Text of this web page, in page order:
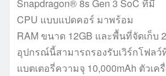
Snapdragon® 8s Gen 3 SoC ที่มี
CPU แบบแปดคอร์ มาพร้อม
RAM ขนาด 12GB และพื้นที่จัดเก็บ
อุปกรณ์นี้สามารถรองรับเวิร์กโฟล
แบตเตอรี่ความจุ 10,000mAh ตัวเ